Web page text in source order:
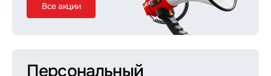
Все акции
Персональный